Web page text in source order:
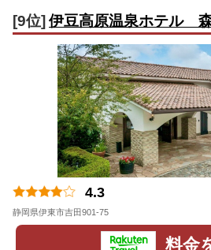
[9位] 伊豆高原温泉ホテル
4.3
静岡県伊東市吉田901-75
料金